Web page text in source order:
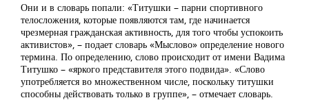
Они и в словарь попали: «Титушки – парни спортивного
телосложения, которые появляются там, где начинается
чрезмерная гражданская активность, для того чтобы успокоить
активистов», – подает словарь «Мыслово» определение нового
термина. По определению, слово происходит от имени Вадима
Титушко – «яркого представителя этого подвида». «Слово
употребляется во множественном числе, поскольку титушки
способны действовать только в группе», – отмечает словарь.